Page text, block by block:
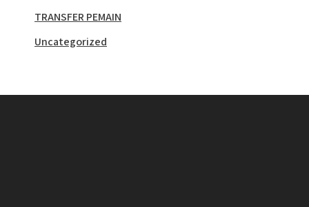
TRANSFER PEMAIN
Uncategorized